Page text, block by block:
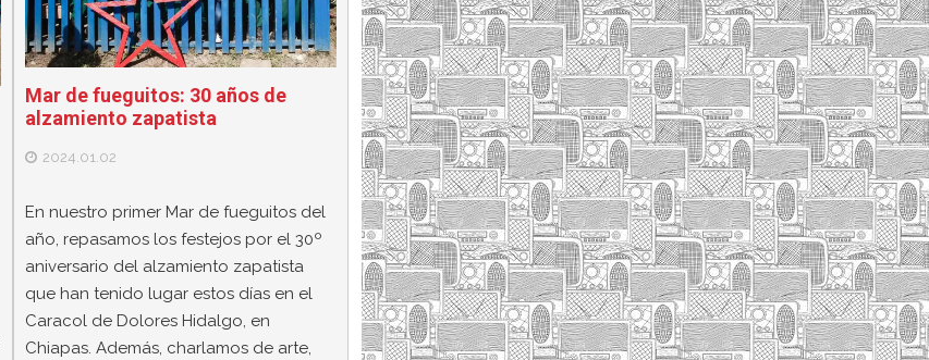
Mar de fueguitos: 30 años de
alzamiento zapatista
2024.01.02
En nuestro primer Mar de fueguitos del
año, repasamos los festejos por el 30º
aniversario del alzamiento zapatista
que han tenido lugar estos días en el
Caracol de Dolores Hidalgo, en
Chiapas. Además, charlamos de arte,